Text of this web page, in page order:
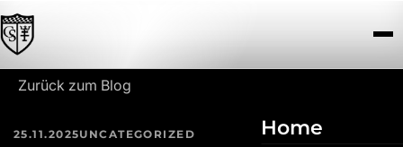
Zum Inhalt springen
Home
Zurück zum Blog
25.11.2025UNCATEGORIZED